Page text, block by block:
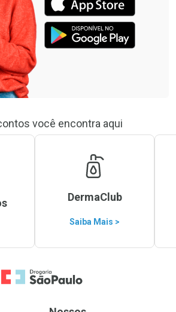
você encontra aqui
DermaClub
Saiba Mais >
Ir para a Home